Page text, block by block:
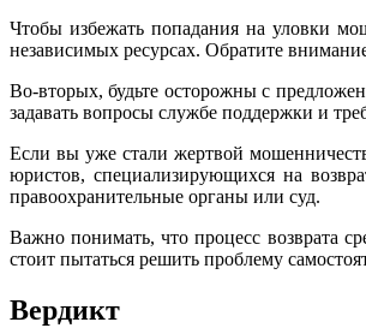
Чтобы избежать попадания на уловки
независимых ресурсах. Обратите
Во-вторых, будьте осторожны с
задавать вопросы службе поддержки и
Если вы уже стали жертвой
юристов, специализирующихся на
правоохранительные органы или суд.
Важно понимать, что процесс возврата
стоит пытаться решить проблему
Вердикт